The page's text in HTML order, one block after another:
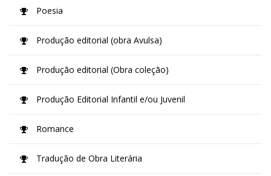
Poesia
Produção editorial (obra Avulsa)
Produção editorial (Obra coleção)
Produção Editorial Infantil e/ou Juvenil
Romance
Tradução de Obra Literária